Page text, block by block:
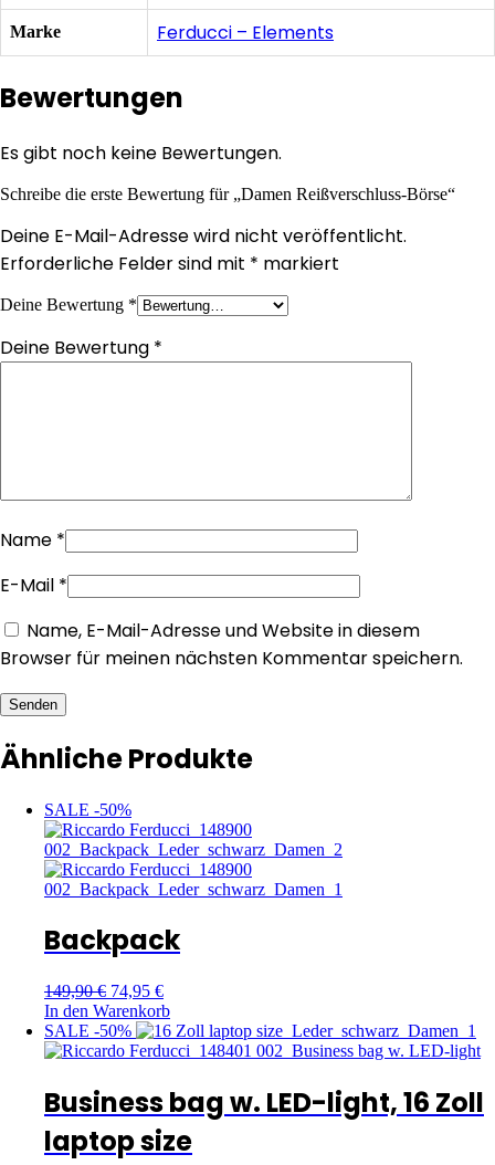
Marke Ferducci – Elements
Bewertungen
Es gibt noch keine Bewertungen.
Schreibe die erste Bewertung für „Damen Reißverschluss-Börse“
Deine E-Mail-Adresse wird nicht veröffentlicht.
Erforderliche Felder sind mit * markiert
Deine Bewertung *
Deine Bewertung *
Name *
E-Mail *
Name, E-Mail-Adresse und Website in diesem
Browser für meinen nächsten Kommentar speichern.
Senden
Ähnliche Produkte
SALE -50%
Backpack
149,90€ 74,95 €
In den Warenkorb
SALE -50%
Business bag w. LED-light, 16 Zoll
laptop size